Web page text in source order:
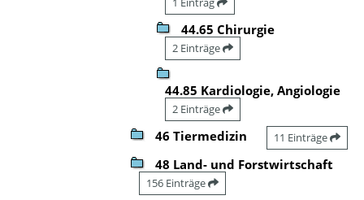
44.65 Chirurgie
2 Einträge
44.85 Kardiologie, Angiologie
2 Einträge
46 Tiermedizin 11 Einträge
48 Land- und Forstwirtschaft
156 Einträge